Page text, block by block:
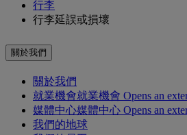
行李
行李延誤或損壞
關於我們
關於我們
就業機會就業機會 Opens an
媒體中心媒體中心 Opens an
我們的地球